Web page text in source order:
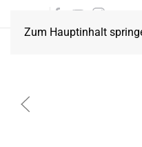
Zum Hauptinhalt